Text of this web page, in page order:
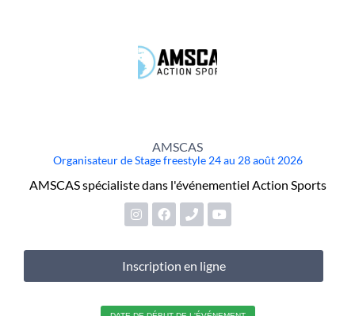
AMSCAS
Organisateur de Stage freestyle 24 au 28 août 2026
AMSCAS spécialiste dans l'événementiel Action Sports
Inscription en ligne